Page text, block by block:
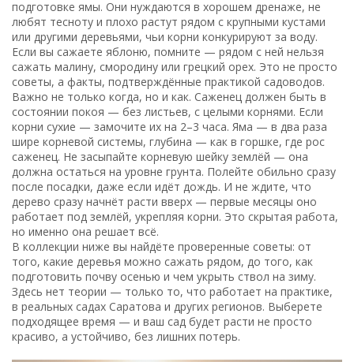
подготовке ямы. Они нуждаются в хорошем дренаже, не
любят тесноту и плохо растут рядом с крупными кустами
или другими деревьями, чьи корни конкурируют за воду.
Если вы сажаете яблоню, помните — рядом с ней нельзя
сажать малину, смородину или грецкий орех. Это не просто
советы, а факты, подтверждённые практикой садоводов.
Важно не только когда, но и как. Саженец должен быть в
состоянии покоя — без листьев, с целыми корнями. Если
корни сухие — замочите их на 2–3 часа. Яма — в два раза
шире корневой системы, глубина — как в горшке, где рос
саженец. Не засыпайте корневую шейку землёй — она
должна остаться на уровне грунта. Полейте обильно сразу
после посадки, даже если идёт дождь. И не ждите, что
дерево сразу начнёт расти вверх — первые месяцы оно
работает под землёй, укрепляя корни. Это скрытая работа,
но именно она решает всё.
В коллекции ниже вы найдёте проверенные советы: от
того, какие деревья можно сажать рядом, до того, как
подготовить почву осенью и чем укрыть ствол на зиму.
Здесь нет теории — только то, что работает на практике,
в реальных садах Саратова и других регионов. Выберете
подходящее время — и ваш сад будет расти не просто
красиво, а устойчиво, без лишних потерь.